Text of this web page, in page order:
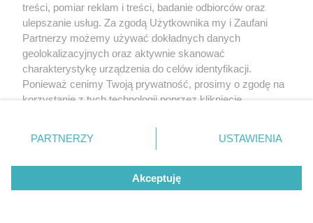
ESKA Summer Camp 2026 rusza w
trasę! Odwiedź strefę Wawel i
spróbuj kultowych Michałków z
Wawelu
treści, pomiar reklam i treści, badanie odbiorców oraz
ulepszanie usług. Za zgodą Użytkownika my i Zaufani
Partnerzy możemy używać dokładnych danych
geolokalizacyjnych oraz aktywnie skanować
charakterystykę urządzenia do celów identyfikacji.
Ponieważ cenimy Twoją prywatność, prosimy o zgodę na
korzystanie z tych technologii poprzez kliknięcie
zmienić/wycofać klikając przycisk ustawień prywatności
znajdujący się w lewym dolnym rogu strony
rodzaje przetwarzania danych nie wymagają zgody
użytkownika, ale masz prawo sprzeciwić się takiemu
przetwarzaniu. Preferencje będą miały zastosowanie tylko
PARTNERZY USTAWIENIA
Akceptuję